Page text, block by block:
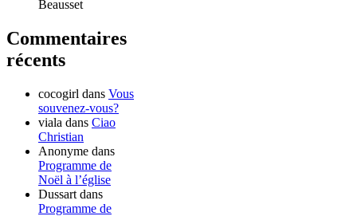
Beausset
Commentaires
récents
cocogirl dans Vous
souvenez-vous?
viala dans Ciao
Christian
Anonyme dans
Programme de
Noël à l’église
Dussart dans
Programme de